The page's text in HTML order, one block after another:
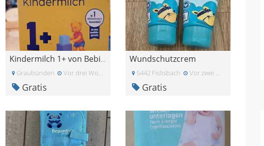
Kindermilch 1+ von Bebivita
Graubünden Vor drei Wochen
Gratis
Wundschutzcrem
5442 Fislisbach Vor zwei Monaten
Gratis